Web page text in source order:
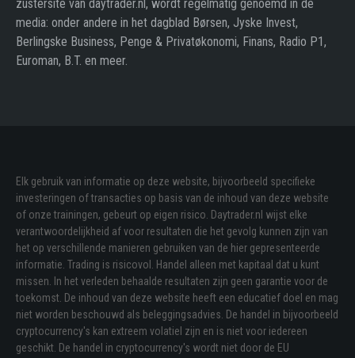
zustersite van daytrader.nl, wordt regelmatig genoemd in de
media: onder andere in het dagblad Børsen, Jyske Invest,
Berlingske Business, Penge & Privatøkonomi, Finans, Radio P1,
Euroman, B.T. en meer.
Elk gebruik van informatie op deze website, bijvoorbeeld specifieke
investeringen of transacties op basis van de inhoud van deze website
of onze trainingen, gebeurt op eigen risico. Daytrader.nl wijst elke
verantwoordelijkheid af voor resultaten die het gevolg kunnen zijn van
het op verschillende manieren gebruiken van de hier gepresenteerde
informatie. Trading is risicovol. Handel alleen met kapitaal dat u kunt
missen. In het verleden behaalde resultaten zijn geen garantie voor de
toekomst. De inhoud van deze website heeft een educatief doel en mag
niet worden beschouwd als beleggingsadvies. De handel in bijvoorbeeld
cryptocurrency's kan extreem volatiel zijn en is niet voor iedereen
geschikt. De handel in cryptocurrency's wordt niet door de EU